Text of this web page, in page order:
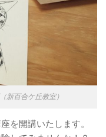
新百合ケ丘教室）
を開講いたします。